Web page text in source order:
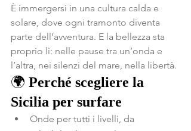
È immergersi in una cultura calda e
solare, dove ogni tramonto diventa
parte dell’avventura. E la bellezza sta
proprio lì: nelle pause tra un’onda e
l’altra, nei silenzi del mare, nella libertà.
🌍 Perché scegliere la
Sicilia per surfare
Onde per tutti i livelli, da